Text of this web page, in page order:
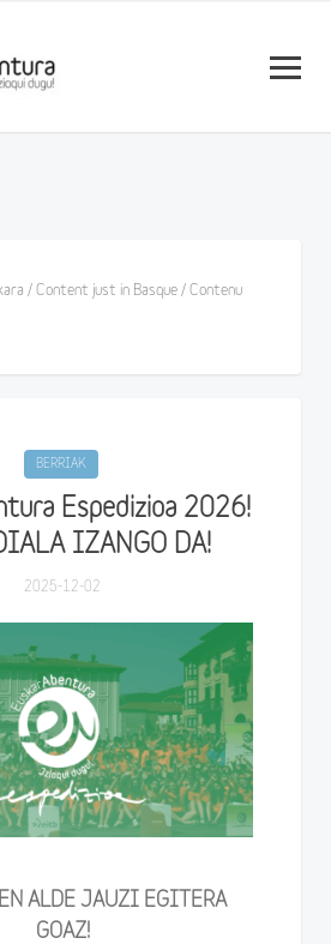
/ Content just in Basque / Contenu
BERRIAK
Espedizioa 2026!
IZANGO DA!
2025-12-02
ALDE JAUZI EGITERA
GOAZ!